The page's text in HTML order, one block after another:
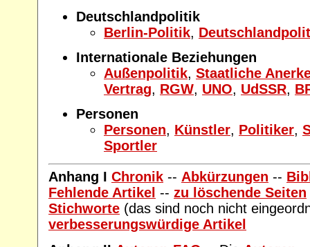
Deutschlandpolitik
Berlin-Politik,
Internationale Beziehungen
Außenpolitik, Staatliche
Vertrag, RGW, UNO, UdSSR,
Personen
Personen, Künstler, Politiker,
Sportler
Anhang I Chronik -- Abkürzungen --
Fehlende Artikel -- zu löschende Seiten
Stichworte (das sind noch nicht
verbesserungswürdige Artikel